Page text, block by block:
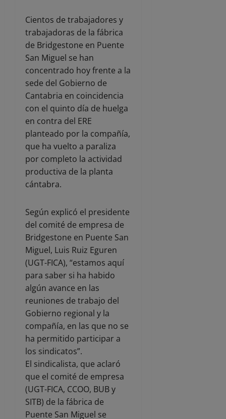
Cientos de trabajadores y
trabajadoras de la fábrica
de Bridgestone en Puente
San Miguel se han
concentrado hoy frente a la
sede del Gobierno de
Cantabria en coincidencia
con el quinto día de huelga
en contra del ERE
planteado por la compañía,
que ha vuelto a paraliza
por completo la actividad
productiva de la planta
cántabra.
Según explicó el presidente
del comité de empresa de
Bridgestone en Puente San
Miguel, Luis Ruiz Eguren
(UGT-FICA), “estamos aquí
para saber si ha habido
algún avance en las
reuniones de trabajo del
Gobierno regional y la
compañía, en las que no se
ha permitido participar a
los sindicatos”.
El sindicalista, que aclaró
que el comité de empresa
(UGT-FICA, CCOO, BUB y
SITB) de la fábrica de
Puente San Miguel se